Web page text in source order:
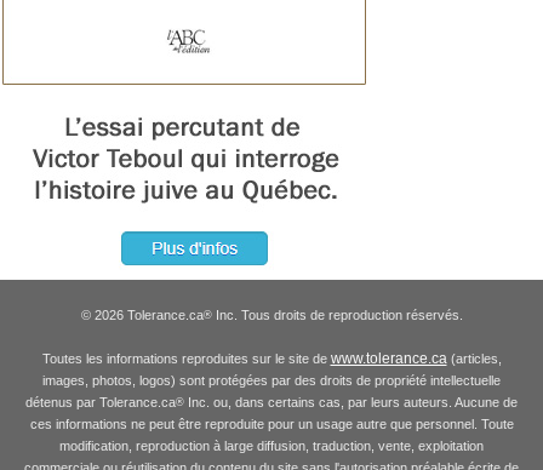
© 2026 Tolerance.ca®Inc. Tous droits de reproduction réservés.
Toutes les informations reproduites sur le site de www.tolerance.ca(articles,
images, photos, logos) sont protégées par des droits de propriété intellectuelle
détenus par Tolerance.ca® Inc. ou, dans certains cas, par leurs auteurs. Aucune de
ces informations ne peut être reproduite pour un usage autre que personnel. Toute
modification, reproduction à large diffusion, traduction, vente, exploitation